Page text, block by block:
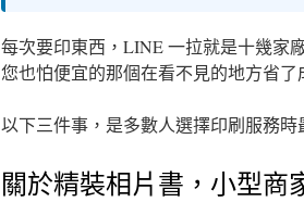
每次要印東西，LINE 一拉就是十幾家
您也怕便宜的那個在看不見的地方省
以下三件事，是多數人選擇印刷服務
關於精裝相片書，小型商